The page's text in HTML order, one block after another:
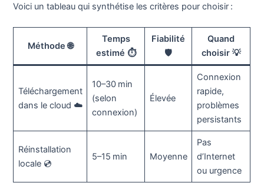
Voici un tableau qui synthétise les critères pour choisir :
Méthode 🌐
Temps
estimé ⏱️
Fiabilité
🛡️
Quand
choisir 💡
Téléchargement
dans le cloud ☁️
10–30 min
(selon
connexion)
Élevée
Connexion
rapide,
problèmes
persistants
Réinstallation
locale 💿
5–15 min Moyenne
Pas
d’Internet
ou urgence